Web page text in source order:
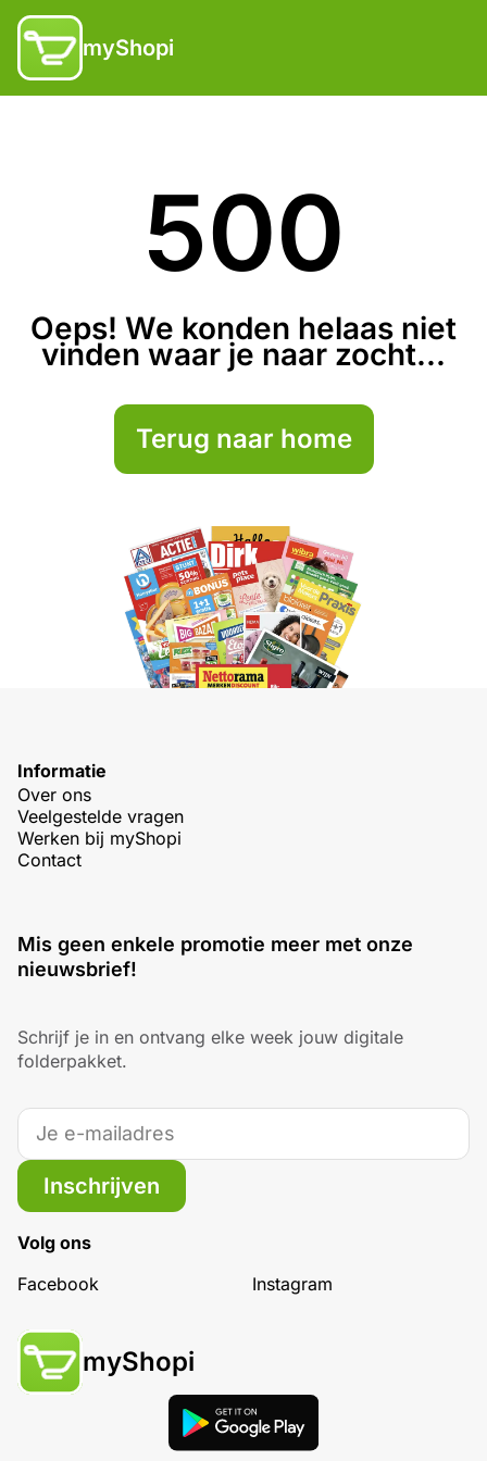
myShopi
500
Oeps! We konden helaas niet
vinden waar je naar zocht...
Terug naar home
Informatie
Over ons
Veelgestelde vragen
Werken bij myShopi
Contact
Mis geen enkele promotie meer met onze
nieuwsbrief!
Schrijf je in en ontvang elke week jouw digitale
folderpakket.
Inschrijven
Volg ons
Facebook
Instagram
myShopi